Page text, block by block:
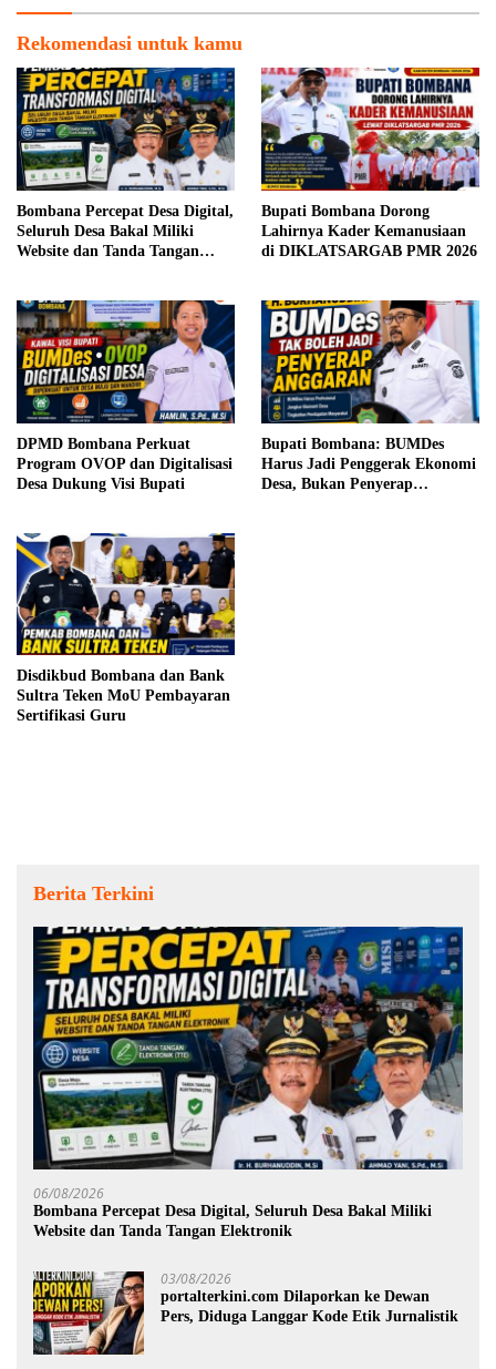
Rekomendasi untuk kamu
Bombana Percepat Desa Digital,
Seluruh Desa Bakal Miliki
Website dan Tanda Tangan
Bupati Bombana Dorong
Lahirnya Kader Kemanusiaan
di DIKLATSARGAB PMR 2026
DPMD Bombana Perkuat
Program OVOP dan Digitalisasi
Desa Dukung Visi Bupati
Bupati Bombana: BUMDes
Harus Jadi Penggerak Ekonomi
Desa, Bukan Penyerap
Disdikbud Bombana dan Bank
Sultra Teken MoU Pembayaran
Sertifikasi Guru
Berita Terkini
06/08/2026
Bombana Percepat Desa Digital, Seluruh Desa Bakal Miliki
Website dan Tanda Tangan Elektronik
03/08/2026
portalterkini.com Dilaporkan ke Dewan
Pers, Diduga Langgar Kode Etik Jurnalistik